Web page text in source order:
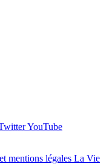
YouTube
mentions légales La Vie